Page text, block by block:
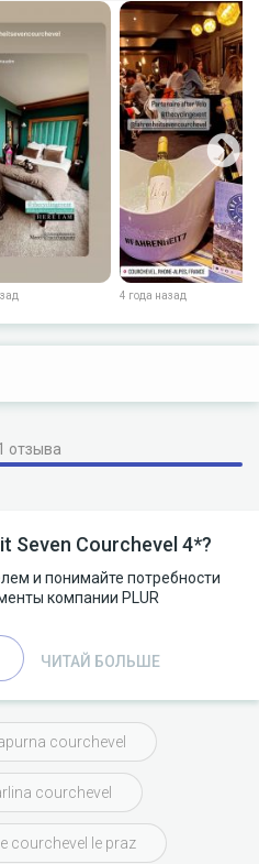
4 года назад
отзыва
Seven Courchevel 4*?
и понимайте потребности
компании PLUR
ЧИТАЙ БОЛЬШЕ
courchevel
courchevel
courchevel le praz